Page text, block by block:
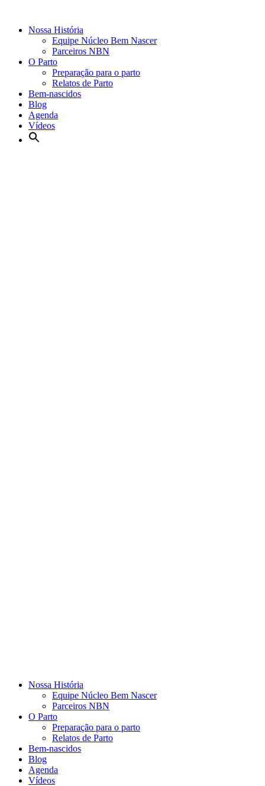
Nossa História
Equipe Núcleo Bem Nascer
Parceiros NBN
O Parto
Preparação para o parto
Relatos de Parto
Bem-nascidos
Blog
Agenda
Vídeos
Nossa História
Equipe Núcleo Bem Nascer
Parceiros NBN
O Parto
Preparação para o parto
Relatos de Parto
Bem-nascidos
Blog
Agenda
Vídeos